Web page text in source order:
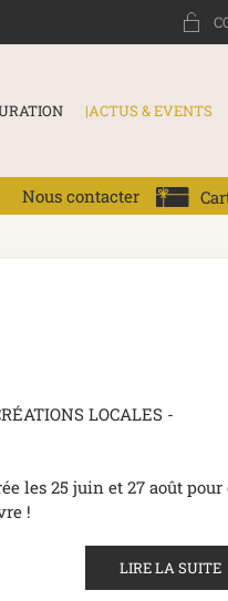
ACTUS & EVENTS
Nous contacter
LOCALES -
les 25 juin et 27 août pour
!
LIRE LA SUITE